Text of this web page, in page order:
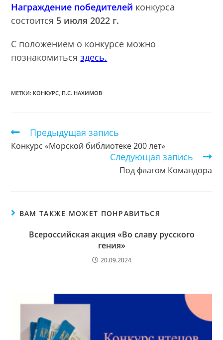
Награждение победителей конкурса
состоится 5 июля 2022 г.
С положением о конкурсе можно
познакомитьсяздесь.
МЕТКИ: КОНКУРС П.С. НАХИМОВ
Еще
статьи
Предыдущая запись
Конкурс «Морской библиотеке 200 лет»
Следующая запись
Под флагом Командора
ВАМ ТАКЖЕ МОЖЕТ ПОНРАВИТЬСЯ
Всероссийская акция «Во славу русского
гения»
20.09.2024